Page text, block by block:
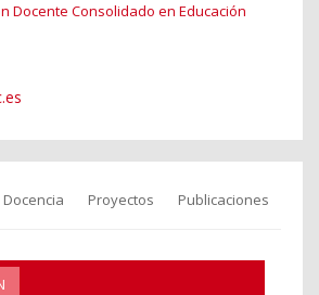
Docente Consolidado en Educación
Docencia Proyectos Publicaciones